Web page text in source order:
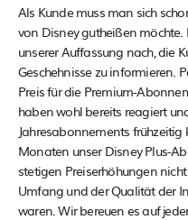
Als Kunde muss man sich
von Disney gutheißen
unserer Auffassung nach, die
Geschehnisse zu informieren.
Preis für die Premium-
haben wohl bereits reagiert
Jahresabonnements
Monaten unser Disney Plus-
stetigen Preiserhöhungen
Umfang und der Qualität der
waren. Wir bereuen es auf